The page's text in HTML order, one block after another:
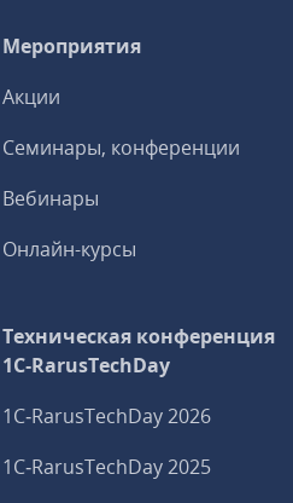
Мероприятия
Акции
Семинары, конференции
Вебинары
Онлайн-курсы
Техническая конференция
1C‑RarusTechDay
1C‑RarusTechDay 2026
1C‑RarusTechDay 2025